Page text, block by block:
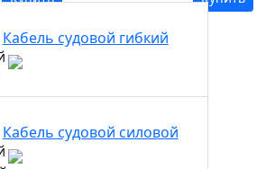
Кабель судовой гибкий
Кабель судовой силовой